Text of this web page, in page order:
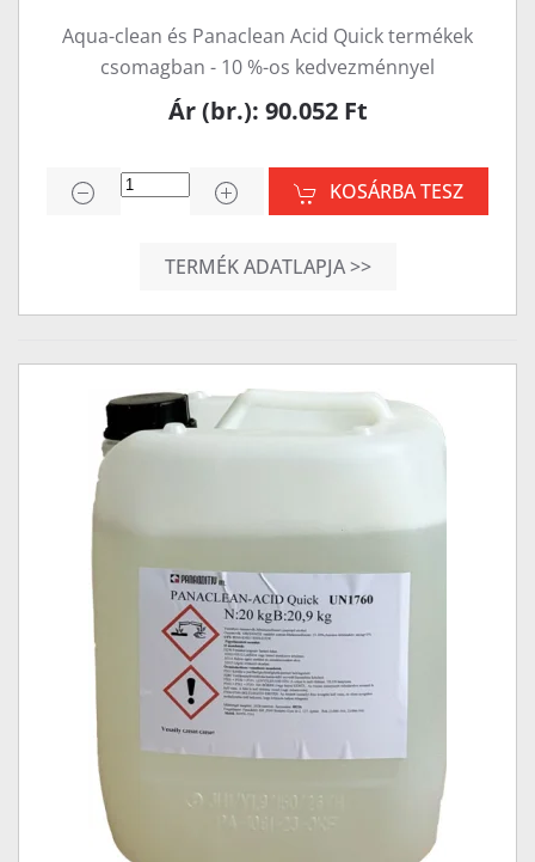
Aqua-clean és Panaclean Acid Quick termékek
csomagban - 10 %-os kedvezménnyel
Ár (br.): 90.052 Ft
KOSÁRBA TESZ
TERMÉK ADATLAPJA >>